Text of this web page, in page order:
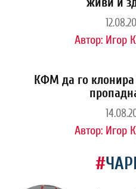
Автор: Игор
КФМ да го клонира
Автор: Игор
#